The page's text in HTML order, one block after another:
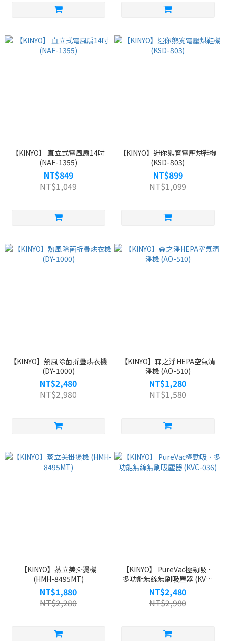
【KINYO】 直立式電風扇14吋
(NAF-1355)
NT$849
NT$1,049
【KINYO】迷你熊寬電壓烘鞋機
(KSD-803)
NT$899
NT$1,099
【KINYO】熱風除菌折疊烘衣機
(DY-1000)
NT$2,480
NT$2,980
【KINYO】森之淨HEPA空氣清
淨機 (AO-510)
NT$1,280
NT$1,580
【KINYO】蒸立美掛燙機
(HMH-8495MT)
NT$1,880
NT$2,280
【KINYO】 PureVac極勁吸．
多功能無線無刷吸塵器 (KVC-
036)
NT$2,480
NT$2,980